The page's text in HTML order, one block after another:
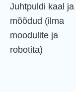
Juhtpuldi kaal ja
mõõdud (ilma
moodulite ja
robotita)